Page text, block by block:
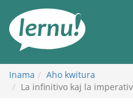
rupapuro
rw'ibirimwo
Inama
Aho kwitura
La infinitivo kaj la